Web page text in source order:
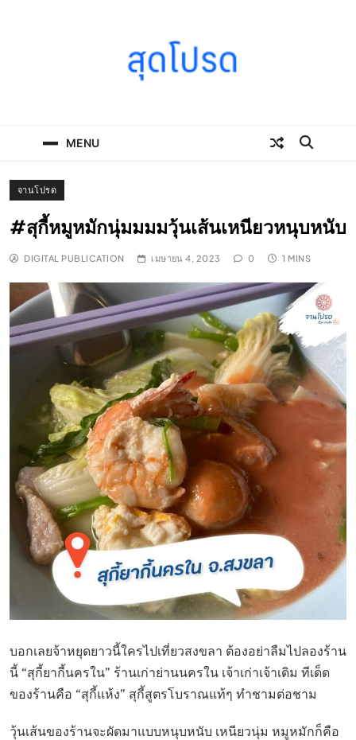
MENU
จานโปรด
#สุกี้หมูหมักนุ่มมมมวุ้นเส้นเหนียวหนุบหนับ
DIGITAL PUBLICATION เมษายน 4, 2023 0 1 MINS
บอกเลยจ้าหยุดยาวนี้ใครไปเที่ยวสงขลา ต้องอย่าลืมไปลองร้าน
นี้ “สุกี้ยากี้นครใน” ร้านเก่าย่านนครใน เจ้าเก่าเจ้าเดิม ทีเด็ด
ของร้านคือ “สุกี้แห้ง” สุกี้สูตรโบราณแท้ๆ ทำชามต่อชาม
วุ้นเส้นของร้านจะผัดมาแบบหนุบหนับ เหนียวนุ่ม หมูหมักก็คือ